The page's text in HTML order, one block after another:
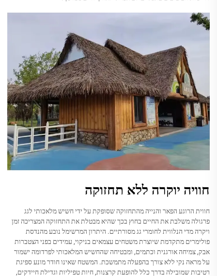
חוויה יוקרה ללא תחזוקה
חווית הרוגע הפאר והנייה מהתחזוקה שסופקת על ידי חשיש מלאכותי לגג
פרגולה משלבת את החיים בחוץ בכך שהיא מבטלת את התחזוקה המצריכה זמן
ויקרה מדי הנלווית לחומרי גג מסורתיים. היתרון המרשימל נובע מהנדסת
פולימרים מתקדמת שיוצרת משטחים עצמאים בניקוי, עמידים בפני הצטברות
אבק, צמיחה אורגנית וכתמים, ומבטיחה שהחשיש המלאכותי לפרדומה ישמור
על מראה נקי ללא צורך בהפעלה מתמשכת. המשטח שאינו חודר מונע ספיגת
רטיבות שמובילה בדרך כלל להופעת קרצנות, חיות טפיליות וגדילת חיידקים,